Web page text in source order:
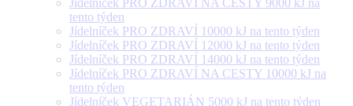
Jídelníček PRO ZDRAVÍ NA CESTY 9000 kJ na
tento týden
Jídelníček PRO ZDRAVÍ 10000 kJ na tento týden
Jídelníček PRO ZDRAVÍ 12000 kJ na tento týden
Jídelníček PRO ZDRAVÍ 14000 kJ na tento týden
Jídelníček PRO ZDRAVÍ NA CESTY 10000 kJ na
tento týden
Jídelníček VEGETARIÁN 5000 kJ na tento týden